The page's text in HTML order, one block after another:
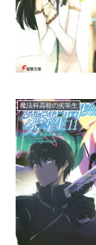
魔法科高校の劣等生